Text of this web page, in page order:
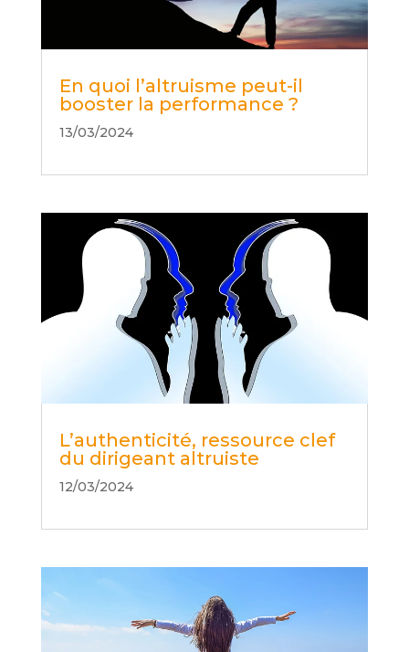
En quoi l’altruisme peut-il
booster la performance ?
13/03/2024
L’authenticité, ressource clef
du dirigeant altruiste
12/03/2024